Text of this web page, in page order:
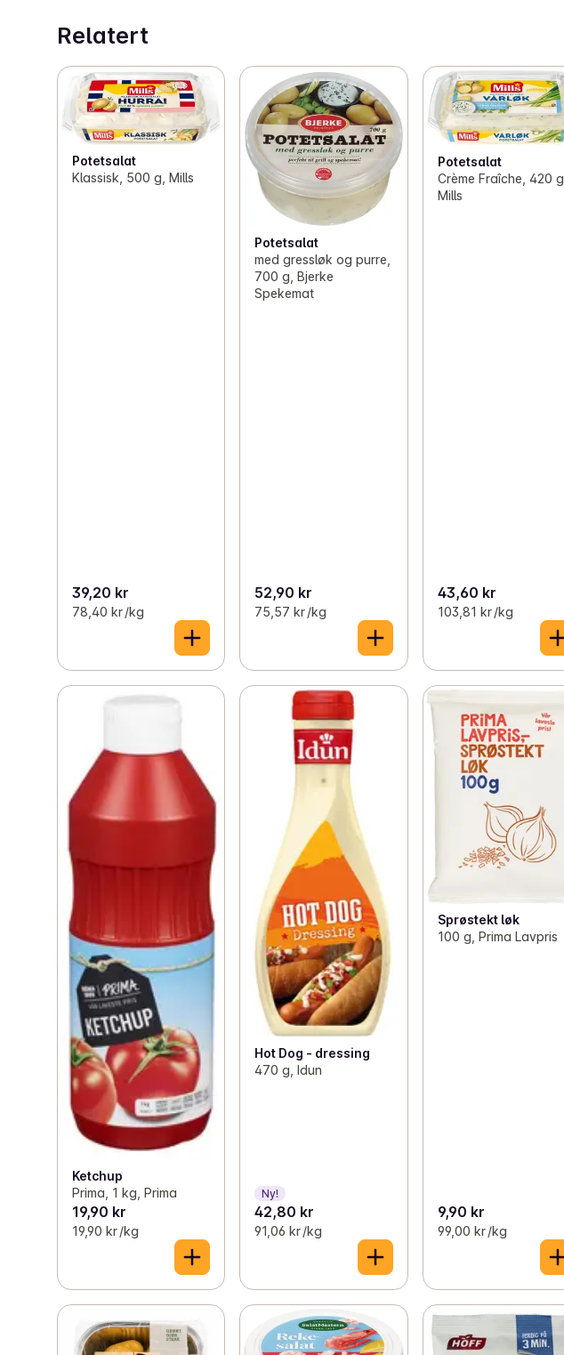
Relatert
Potetsalat
Klassisk, 500 g, Mills
39,20 kr
78,40 kr /kg
Potetsalat
med gressløk og purre,
700 g, Bjerke
Spekemat
52,90 kr
75,57 kr /kg
Potetsalat
Crème Fraîche, 420 g,
Mills
43,60 kr
103,81 kr /kg
Ketchup
Prima, 1 kg, Prima
19,90 kr
19,90 kr /kg
Hot Dog - dressing
470 g, Idun
Ny!
42,80 kr
91,06 kr /kg
Sprøstekt løk
100 g, Prima Lavpris
9,90 kr
99,00 kr /kg